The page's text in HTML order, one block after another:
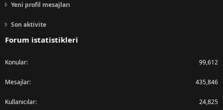
Yeni profil mesajları
Son aktivite
Forum istatistikleri
Konular 99,612
Mesajlar 435,846
Kullanıcılar 24,825